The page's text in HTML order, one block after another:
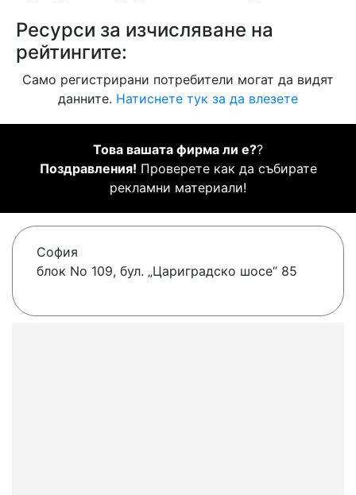
Ресурси за изчисляване на
рейтингите:
Само регистрирани потребители могат да видят
данните. Натиснете тук за да влезете
Това вашата фирма ли е??
Поздравления! Проверете как да събирате
рекламни материали!
София
блок No 109, бул. „Цариградско шосе“ 85